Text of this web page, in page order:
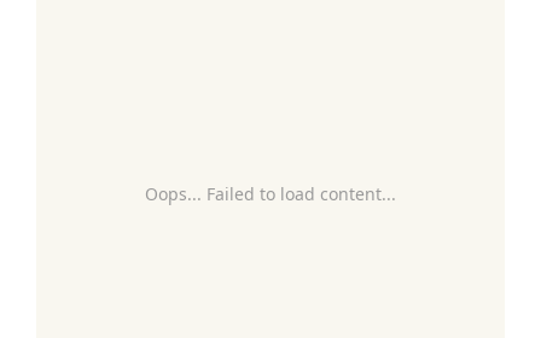
Oops... Failed to load content...